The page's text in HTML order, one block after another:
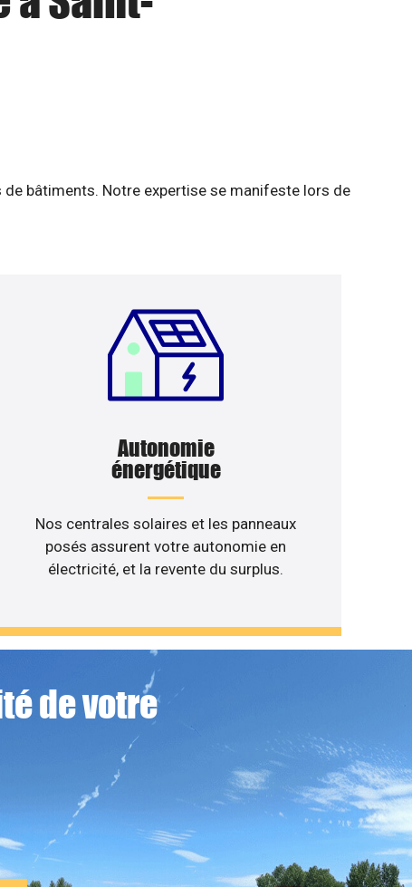
bâtiments. Notre expertise se manifeste lors de
Autonomie
énergétique
Nos centrales solaires et les panneaux
posés assurent votre autonomie en
électricité, et la revente du surplus.
de votre